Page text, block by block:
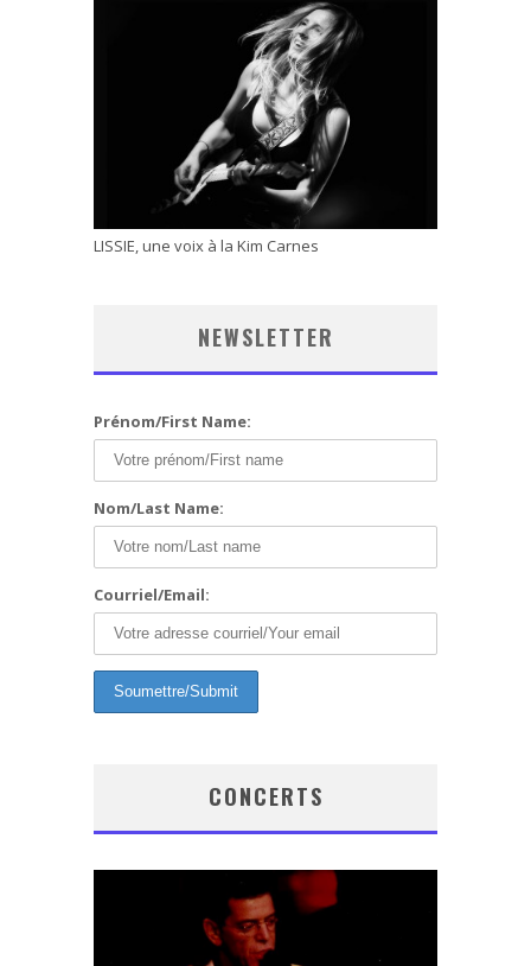
LISSIE, une voix à la Kim Carnes
NEWSLETTER
Prénom/First Name:
Nom/Last Name:
Courriel/Email:
CONCERTS